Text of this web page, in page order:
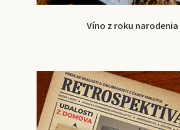
Víno z roku narodenia